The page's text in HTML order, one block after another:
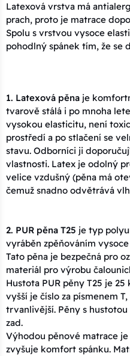
Latexová vrstva má
prach, proto je matrace
Spolu s vrstvou vysoce
pohodlný spánek tím, že se
1. Latexová pěna je
tvarově stálá i po mnoha
vysokou elasticitu, není
prostředí a po stlačení se
stavu. Odborníci ji
vlastnosti. Latex je odolný
velice vzdušný (pěna má
čemuž snadno odvětrává
2. PUR pěna T25 je typ
vyráběn zpěňováním
Tato pěna je bezpečná pro
materiál pro výrobu
Hustota PUR pěny T25 je
vyšší je číslo za písmenem
trvanlivější. Pěny s
zad.
Výhodou pěnové matrace
zvyšuje komfort spánku.